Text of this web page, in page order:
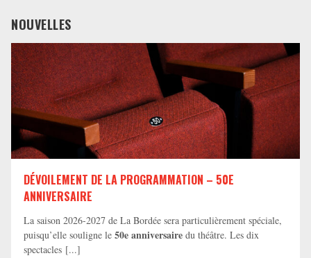
NOUVELLES
DÉVOILEMENT DE LA PROGRAMMATION – 50E
ANNIVERSAIRE
La saison 2026-2027 de La Bordée sera particulièrement spéciale,
puisqu’elle souligne le 50e anniversaire du théâtre. Les dix
spectacles [...]